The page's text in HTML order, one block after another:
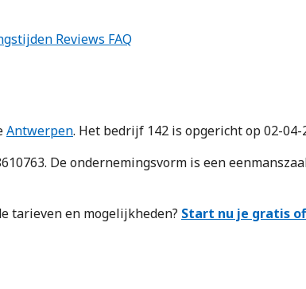
Reviews FAQ
Antwerpen. Het bedrijf 142 is opgericht op 02-04-
De ondernemingsvorm is een
tarieven en mogelijkheden? Start nu je gratis